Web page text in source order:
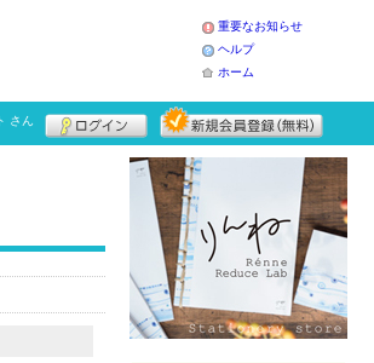
重要なお知らせ
ヘルプ
ホーム
さん